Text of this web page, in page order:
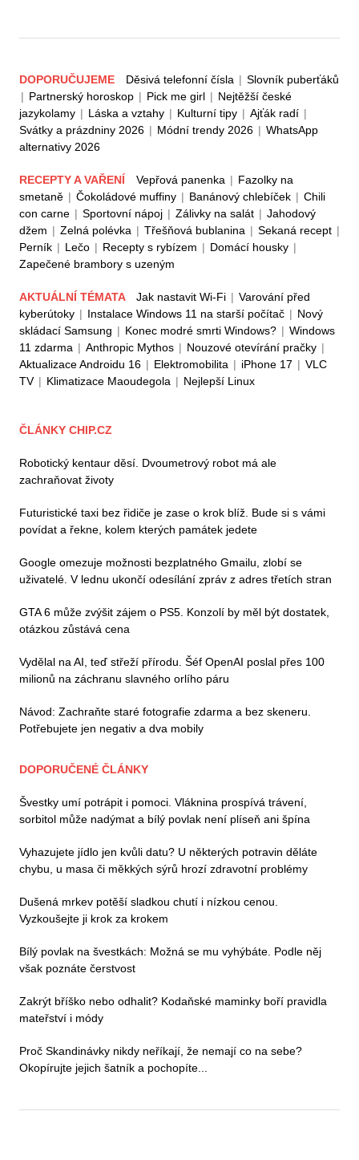
DOPORUČUJEME Děsivá telefonní čísla | Slovník puberťáků
| Partnerský horoskop | Pick me girl | Nejtěžší české
jazykolamy | Láska a vztahy | Kulturní tipy | Ajťák radí |
Svátky a prázdniny 2026 | Módní trendy 2026 | WhatsApp
alternativy 2026
RECEPTY A VAŘENÍ Vepřová panenka | Fazolky na
smetaně | Čokoládové muffiny | Banánový chlebíček | Chili
con carne | Sportovní nápoj | Zálivky na salát | Jahodový
džem | Zelná polévka | Třešňová bublanina | Sekaná recept |
Perník | Lečo | Recepty s rybízem | Domácí housky |
Zapečené brambory s uzeným
AKTUÁLNÍ TÉMATA Jak nastavit Wi-Fi | Varování před
kyberútoky | Instalace Windows 11 na starší počítač | Nový
skládací Samsung | Konec modré smrti Windows? | Windows
11 zdarma | Anthropic Mythos | Nouzové otevírání pračky |
Aktualizace Androidu 16 | Elektromobilita | iPhone 17 | VLC
TV | Klimatizace Maoudegola | Nejlepší Linux
ČLÁNKY CHIP.CZ
Robotický kentaur děsí. Dvoumetrový robot má ale
zachraňovat životy
Futuristické taxi bez řidiče je zase o krok blíž. Bude si s vámi
povídat a řekne, kolem kterých památek jedete
Google omezuje možnosti bezplatného Gmailu, zlobí se
uživatelé. V lednu ukončí odesílání zpráv z adres třetích stran
GTA 6 může zvýšit zájem o PS5. Konzolí by měl být dostatek,
otázkou zůstává cena
Vydělal na AI, teď střeží přírodu. Šéf OpenAI poslal přes 100
milionů na záchranu slavného orlího páru
Návod: Zachraňte staré fotografie zdarma a bez skeneru.
Potřebujete jen negativ a dva mobily
DOPORUČENÉ ČLÁNKY
Švestky umí potrápit i pomoci. Vláknina prospívá trávení,
sorbitol může nadýmat a bílý povlak není plíseň ani špína
Vyhazujete jídlo jen kvůli datu? U některých potravin děláte
chybu, u masa či měkkých sýrů hrozí zdravotní problémy
Dušená mrkev potěší sladkou chutí i nízkou cenou.
Vyzkoušejte ji krok za krokem
Bílý povlak na švestkách: Možná se mu vyhýbáte. Podle něj
však poznáte čerstvost
Zakrýt bříško nebo odhalit? Kodaňské maminky boří pravidla
mateřství i módy
Proč Skandinávky nikdy neříkají, že nemají co na sebe?
Okopírujte jejich šatník a pochopíte...